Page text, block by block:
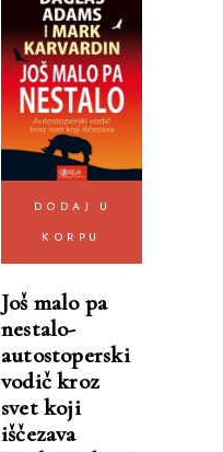
DODAJ U
KORPU
Još malo pa
nestalo-
autostoperski
vodič kroz
svet koji
iščezava